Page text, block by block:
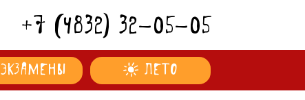
+7 (4832) 32-05-05
Экзамены Лето